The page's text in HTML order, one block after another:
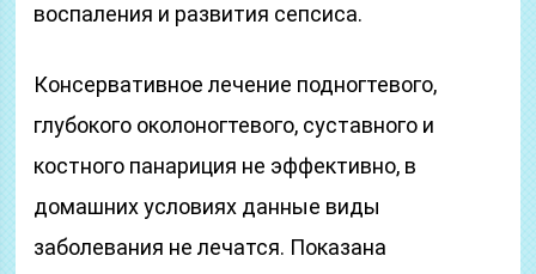
воспаления и развития сепсиса.
Консервативное лечение подногтевого,
глубокого околоногтевого, суставного и
костного панариция не эффективно, в
домашних условиях данные виды
заболевания не лечатся. Показана